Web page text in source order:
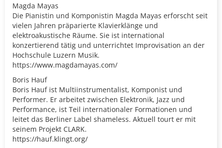
Magda Mayas
Die Pianistin und Komponistin Magda Mayas erforscht seit
vielen Jahren präparierte Klavierklänge und
elektroakustische Räume. Sie ist international
konzertierend tätig und unterrichtet Improvisation an der
Hochschule Luzern Musik.
https://www.magdamayas.com/
Boris Hauf
Boris Hauf ist Multiinstrumentalist, Komponist und
Performer. Er arbeitet zwischen Elektronik, Jazz und
Performance, ist Teil internationaler Formationen und
leitet das Berliner Label shameless. Aktuell tourt er mit
seinem Projekt CLARK.
https://hauf.klingt.org/